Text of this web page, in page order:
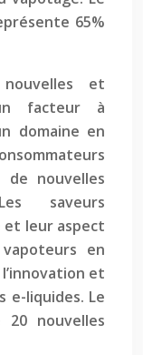
65%
et
facteur à
domaine en
nouvelles
saveurs
et leur aspect
en
et
e-liquides. Le
20 nouvelles